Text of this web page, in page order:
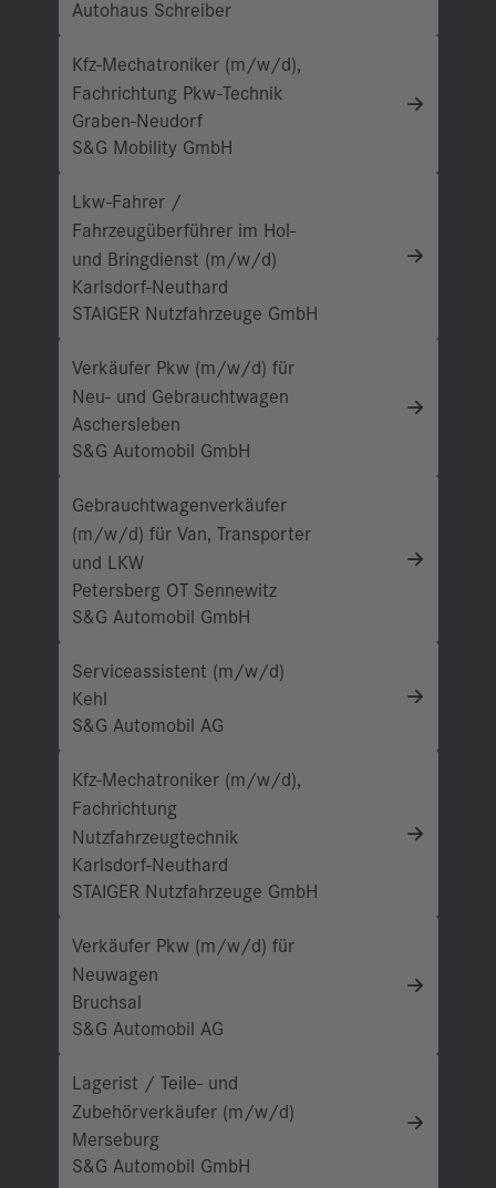
Autohaus Schreiber
Kfz-Mechatroniker (m/w/d),
Fachrichtung Pkw-Technik
Graben-Neudorf
S&G Mobility GmbH
Lkw-Fahrer /
Fahrzeugüberführer im Hol-
und Bringdienst (m/w/d)
Karlsdorf-Neuthard
STAIGER Nutzfahrzeuge GmbH
Verkäufer Pkw (m/w/d) für
Neu- und Gebrauchtwagen
Aschersleben
S&G Automobil GmbH
Gebrauchtwagenverkäufer
(m/w/d) für Van, Transporter
und LKW
Petersberg OT Sennewitz
S&G Automobil GmbH
Serviceassistent (m/w/d)
Kehl
S&G Automobil AG
Kfz-Mechatroniker (m/w/d),
Fachrichtung
Nutzfahrzeugtechnik
Karlsdorf-Neuthard
STAIGER Nutzfahrzeuge GmbH
Verkäufer Pkw (m/w/d) für
Neuwagen
Bruchsal
S&G Automobil AG
Lagerist / Teile- und
Zubehörverkäufer (m/w/d)
Merseburg
S&G Automobil GmbH